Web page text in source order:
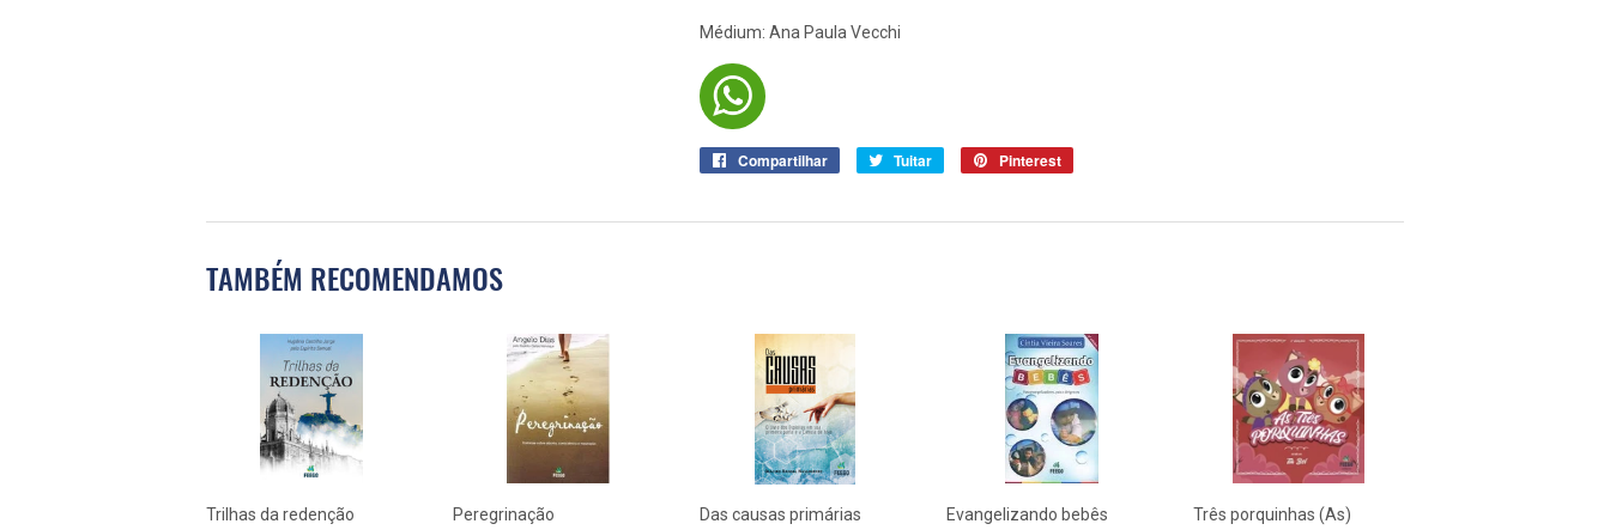
Médium: Ana Paula Vecchi
Compartilhar
Compartilhar
Tuitar Tuitar Pinterest
TAMBÉM RECOMENDAMOS
Trilhas da redenção Peregrinação Das causas primárias Evangelizando bebês Três porquinhas (As)